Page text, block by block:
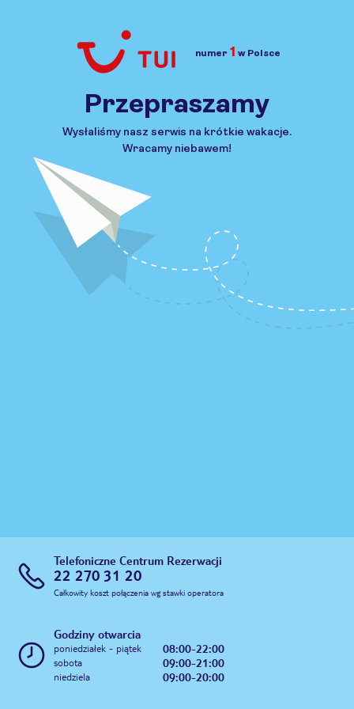
Przejdź do TUI.pl
numer 1 w Polsce
Przepraszamy
Wysłaliśmy nasz serwis na krótkie wakacje.
Wracamy niebawem!
Telefoniczne Centrum Rezerwacji
22 270 31 20
Całkowity koszt połączenia wg stawki operatora
Godziny otwarcia
poniedziałek - piątek 08:00-22:00
sobota 09:00-21:00
niedziela 09:00-20:00